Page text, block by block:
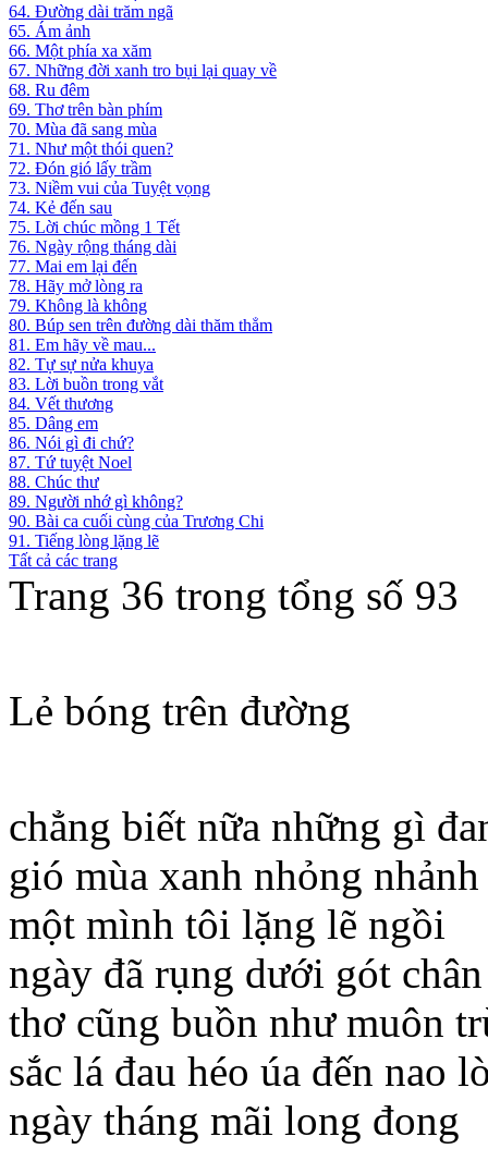
64. Đường dài trăm ngã
65. Ám ảnh
66. Một phía xa xăm
67. Những đời xanh tro bụi lại quay về
68. Ru đêm
69. Thơ trên bàn phím
70. Mùa đã sang mùa
71. Như một thói quen?
72. Đón gió lấy trầm
73. Niềm vui của Tuyệt vọng
74. Kẻ đến sau
75. Lời chúc mồng 1 Tết
76. Ngày rộng tháng dài
77. Mai em lại đến
78. Hãy mở lòng ra
79. Không là không
80. Búp sen trên đường dài thăm thẳm
81. Em hãy về mau...
82. Tự sự nửa khuya
83. Lời buồn trong vắt
84. Vết thương
85. Dâng em
86. Nói gì đi chứ?
87. Tứ tuyệt Noel
88. Chúc thư
89. Người nhớ gì không?
90. Bài ca cuối cùng của Trương Chi
91. Tiếng lòng lặng lẽ
Tất cả các trang
Trang 36 trong tổng số 93
Lẻ bóng trên đường
chẳng biết nữa những gì
gió mùa xanh nhỏng
một mình tôi lặng lẽ ngồi
ngày đã rụng dưới gót
thơ cũng buồn như muôn
sắc lá đau héo úa đến nao
ngày tháng mãi long đong